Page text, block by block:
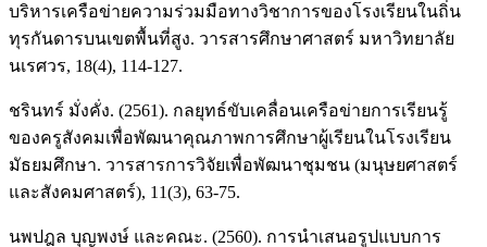
บริหารเครือข่ายความร่วมมือทางวิชาการของโรงเรียนในถิ่น
ทุรกันดารบนเขตพื้นที่สูง. วารสารศึกษาศาสตร์ มหาวิทยาลัย
นเรศวร, 18(4), 114-127.
ชรินทร์ มั่งคั่ง. (2561). กลยุทธ์ขับเคลื่อนเครือข่ายการเรียนรู้
ของครูสังคมเพื่อพัฒนาคุณภาพการศึกษาผู้เรียนในโรงเรียน
มัธยมศึกษา. วารสารการวิจัยเพื่อพัฒนาชุมชน (มนุษยศาสตร์
และสังคมศาสตร์), 11(3), 63-75.
นพปฎล บุญพงษ์ และคณะ. (2560). การนำเสนอรูปแบบการ